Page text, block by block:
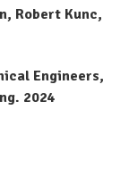
Robert Kunc,
Engineers,
2024